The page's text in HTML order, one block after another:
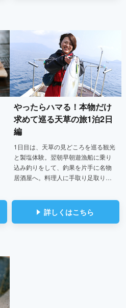
やったらハマる！ 本物だけ
求めて巡る天草の旅1泊2日
編
1日目は、天草の見どころを巡る観光
と製塩体験。翌朝早朝遊漁船に乗り
込み釣りをして、釣果を片手に名物
居酒屋へ。料理人に手取り足取り…
詳しくはこちら